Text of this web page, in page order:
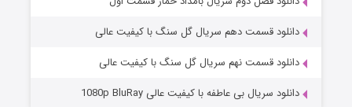
دانلود قسمت دهم سریال گل سنگ با کیفیت عالی
دانلود قسمت نهم سریال گل سنگ با کیفیت عالی
دانلود سریال بی عاطفه با کیفیت عالی 1080p BluRay